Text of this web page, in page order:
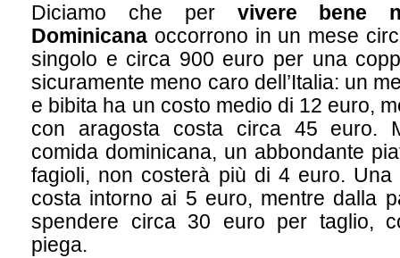
Diciamo che per vivere bene
Dominicana occorrono in un mese
singolo e circa 900 euro per una
sicuramente meno caro dell’Italia: un
e bibita ha un costo medio di 12 euro,
con aragosta costa circa 45 euro.
comida dominicana, un abbondante
fagioli, non costerà più di 4 euro.
costa intorno ai 5 euro, mentre dalla
spendere circa 30 euro per taglio,
piega.